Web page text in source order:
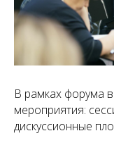
В рамках форума
мероприятия:
дискуссионные